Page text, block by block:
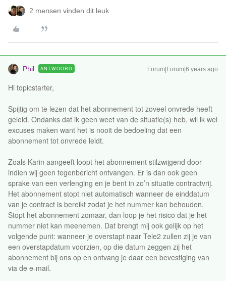
2 mensen vinden dit leuk
Phil ANTWOORD Forum|Forum|6 years ago
Hi topicstarter,
Spijtig om te lezen dat het abonnement tot zoveel onvrede heeft
geleid. Ondanks dat ik geen weet van de situatie(s) heb, wil ik wel
excuses maken want het is nooit de bedoeling dat een
abonnement tot onvrede leidt.
Zoals Karin aangeeft loopt het abonnement stilzwijgend door
indien wij geen tegenbericht ontvangen. Er is dan ook geen
sprake van een verlenging en je bent in zo’n situatie contractvrij.
Het abonnement stopt niet automatisch wanneer de einddatum
van je contract is bereikt zodat je het nummer kan behouden.
Stopt het abonnement zomaar, dan loop je het risico dat je het
nummer niet kan meenemen. Dat brengt mij ook gelijk op het
volgende punt: wanneer je overstapt naar Tele2 zullen zij je van
een overstapdatum voorzien, op die datum zeggen zij het
abonnement bij ons op en ontvang je daar een bevestiging van
via de e-mail.